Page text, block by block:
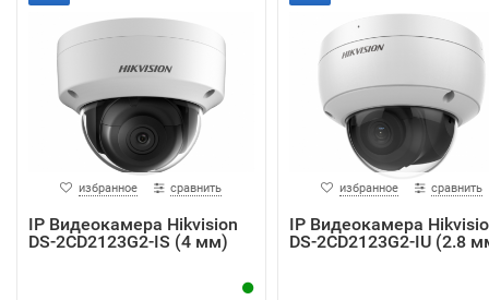
избранное сравнить
IP Видеокамера Hikvision
DS-2CD2123G2-IS (4 мм)
избранное сравнить
IP Видеокамера
DS-2CD2123G2-IU (2.8